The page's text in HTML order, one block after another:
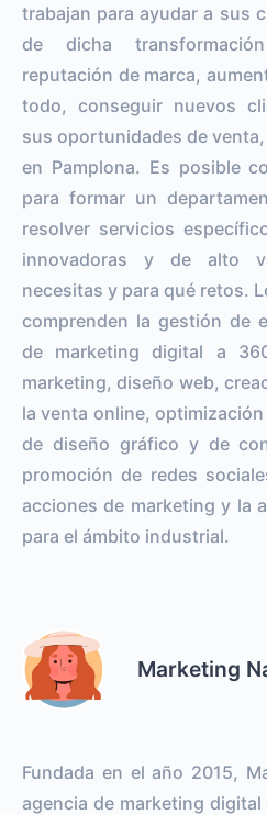
trabajan para ayudar a sus
de dicha
reputación de marca,
todo, conseguir nuevos
sus oportunidades de
en Pamplona. Es posible
para formar un
resolver servicios
innovadoras y de alto
necesitas y para qué retos.
comprenden la gestión de
de marketing digital a
marketing, diseño web,
la venta online,
de diseño gráfico y de
promoción de redes
acciones de marketing y la
para el ámbito industrial.
Marketing
Fundada en el año 2015,
agencia de marketing